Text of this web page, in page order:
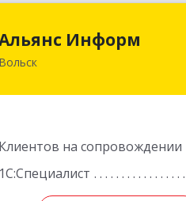
Информ
Вольск
Клиентов на сопровождении
1С:Специалист
Альянс
412906, Саратовская обл,